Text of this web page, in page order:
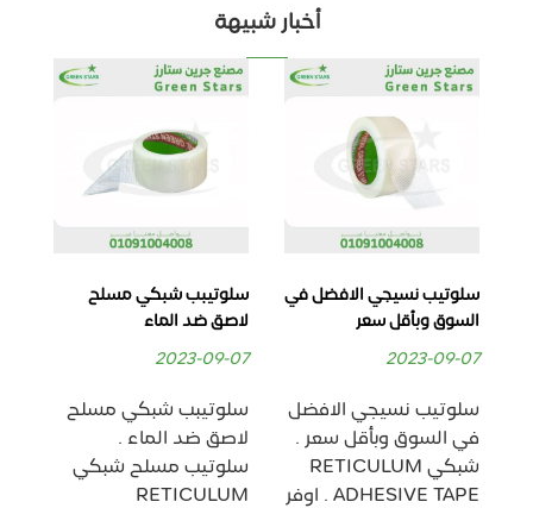
أخبار شبيهة
سلوتيب نسيجي الافضل في
السوق وبأقل سعر
2023-09-07
سلوتيب نسيجي الافضل
في السوق وبأقل سعر .
شبكي RETICULUM
ADHESIVE TAPE . اوفر
سلوتيبب شبكي مسلح
لاصق ضد الماء
2023-09-07
سلوتيبب شبكي مسلح
لاصق ضد الماء .
سلوتيب مسلح شبكي
RETICULUM